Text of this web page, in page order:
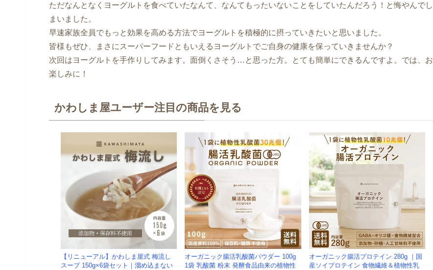
ただなんとなくヨーグルトを食べていたなんて、なんてもったいないことをしていたんだろう！と悔やんでし
まいました。
早速家族全員でもっと効果を高める方法でヨーグルトを積極的に摂っていきたいと思いました。
皆様もぜひ、まさにスーパーフードともいえるヨーグルトでご自身の健康を保っていきませんか？
次回はヨーグルトを手作りしてみます。面倒くさそう…と思った方。とても簡単にできるんですよ。では、お
楽しみに！
かわしま屋ユーザー注目の商品を見る
【リニューアル】かわしま屋式 梅流し
スープ 150g×6袋セット｜溜め込まない
オーガニック腸活乳酸菌パウダー 100g
1袋 乳酸菌 粉末 発酵食品由来の植物性
オーガニック腸活プロテイン 280g ｜国
産ソイプロテイン 食物繊維＆植物性乳